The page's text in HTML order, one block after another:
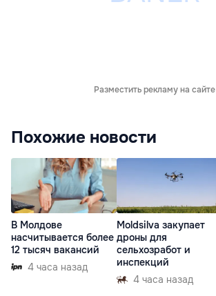
Разместить рекламу на сайте
Похожие новости
В Молдове
насчитывается более
12 тысяч вакансий
4 часа назад
Moldsilva закупает
дроны для
сельхозработ и
инспекций
4 часа назад